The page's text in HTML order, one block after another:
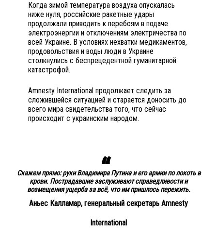
Когда зимой температура воздуха опускалась
ниже нуля, российские ракетные удары
продолжали приводить к перебоям в подаче
электроэнергии и отключениям электричества по
всей Украине. В условиях нехватки медикаментов,
продовольствия и воды люди в Украине
столкнулись с беспрецедентной гуманитарной
катастрофой.
Amnesty International продолжает следить за
сложившейся ситуацией и старается доносить до
всего мира свидетельства того, что сейчас
происходит с украинским народом.
Скажем прямо: руки Владимира Путина и его армии по локоть в
крови. Пострадавшие заслуживают справедливости и
возмещения ущерба за всё, что им пришлось пережить.
Аньес Калламар, генеральный секретарь Amnesty
International